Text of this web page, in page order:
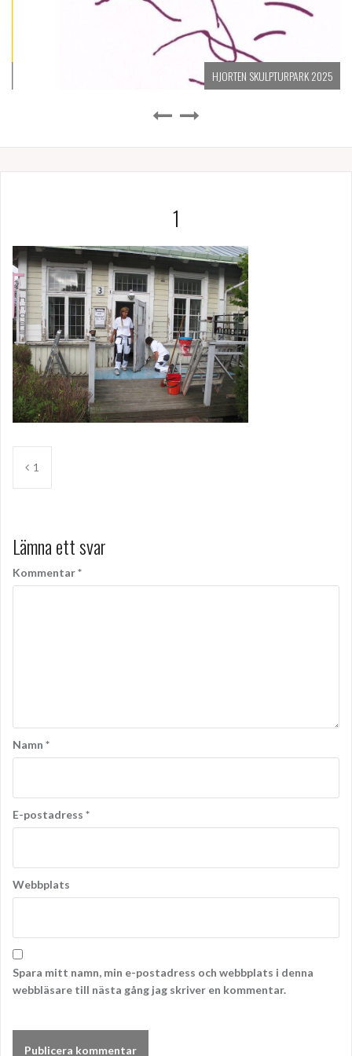
HJORTEN SKULPTURPARK 2025
1
Inläggsnavigering
1
Lämna ett svar
Kommentar*
Namn *
E-postadress *
Webbplats
Spara mitt namn, min e-postadress och webbplats i denna
webbläsare till nästa gång jag skriver en kommentar.